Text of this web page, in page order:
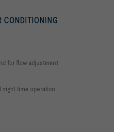
CONDITIONING
for flow adjustment
time operation